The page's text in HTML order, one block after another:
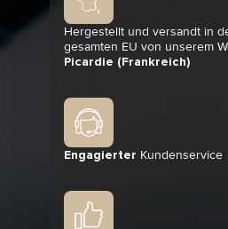
Hergestellt und versandt in
gesamten EU von unserem
Picardie (Frankreich)
Engagierter Kundenservice